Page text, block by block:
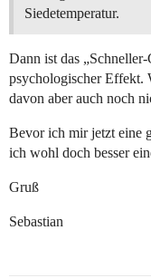
Siedetemperatur.
Dann ist das
psychologischer Effekt.
davon aber auch noch
Bevor ich mir jetzt eine
ich wohl doch besser
Gruß
Sebastian